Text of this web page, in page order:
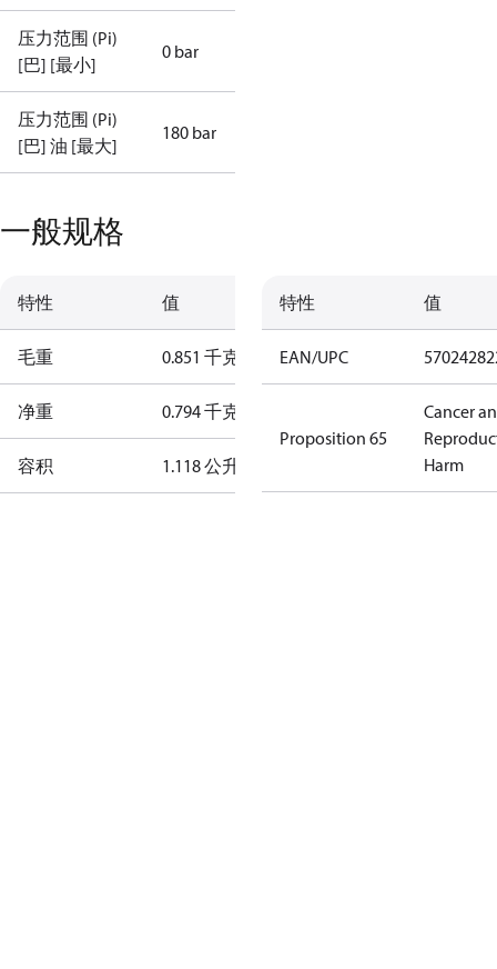
压力范围 (Pi)
[巴] [最小]
0 bar
压力范围 (Pi)
[巴] 油 [最大]
180 bar
一般规格
特性 值
毛重 0.851 千克
净重 0.794 千克
容积 1.118 公升
特性 值
EAN/UPC
Proposition 65
Cancer
Harm